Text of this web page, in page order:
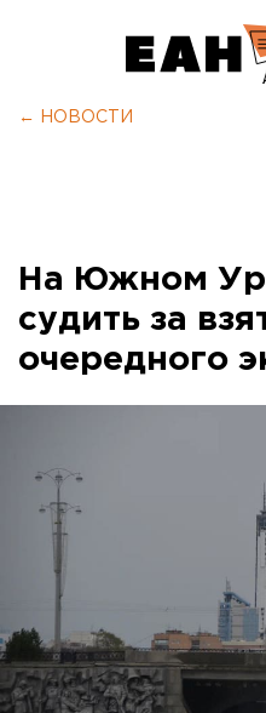
← НОВОСТИ
На Южном
судить за
очередного